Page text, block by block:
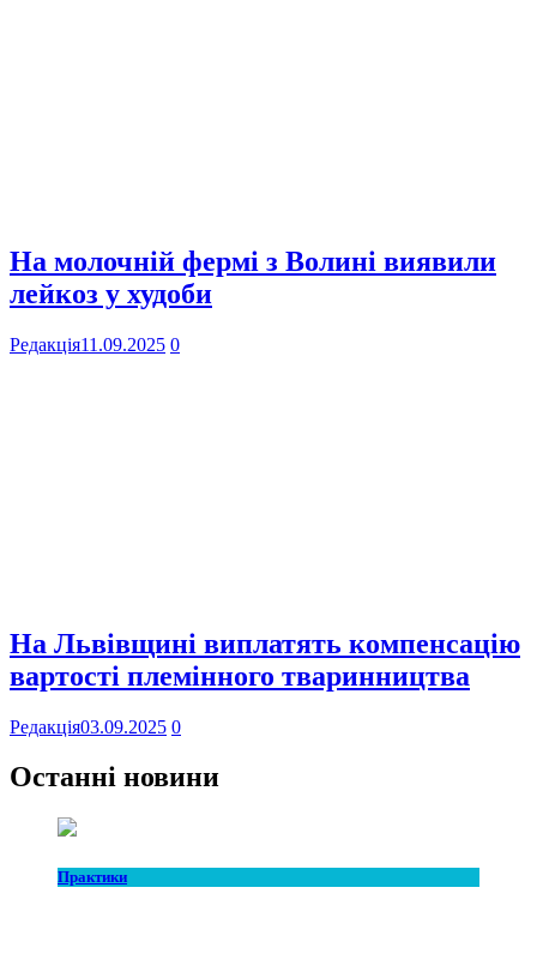
На молочній фермі з Волині виявили
лейкоз у худоби
Редакція11.09.2025 0
На Львівщині виплатять компенсацію
вартості племінного тваринництва
Редакція03.09.2025 0
Останні новини
Практики